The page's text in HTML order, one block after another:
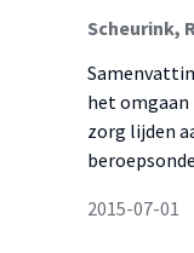
Scheurink,
het omgaan
zorg lijden
2015-07-01